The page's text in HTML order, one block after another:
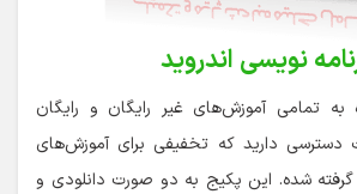
نویسی اندروید
به تمامی آموزش‌های غیر رایگان و رایگان
دارید که تخفیفی برای آموزش‌های
گرفته شده. این پکیج به دو صورت دانلودی و